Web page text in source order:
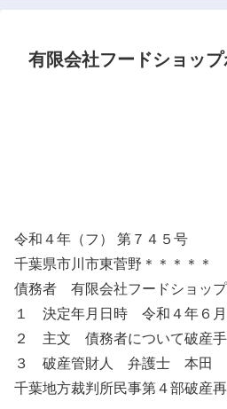
有限会社フードショッ
令和４年（フ） 第７４５号
千葉県市川市東菅野＊＊＊＊＊
債務者 有限会社フードショッ
１ 決定年月日時 令和４年６月
２ 主文 債務者について破産手
３ 破産管財人 弁護士 本田
千葉地方裁判所民事第４部破産